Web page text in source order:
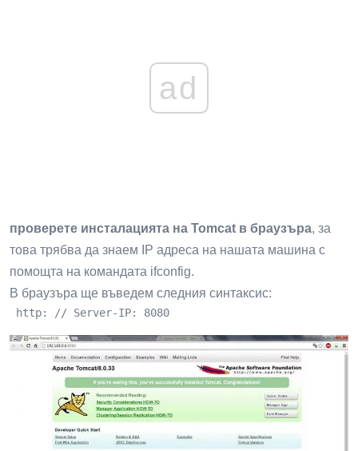
ad
проверете инсталацията на Tomcat в браузъра, за
това трябва да знаем IP адреса на нашата машина с
помощта на командата ifconfig.
В браузъра ще въведем следния синтаксис:
http: // Server-IP: 8080